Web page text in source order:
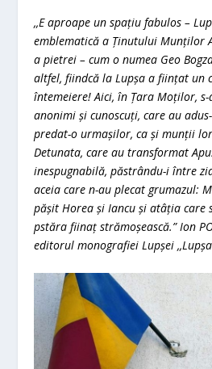
,,E aproape un spațiu fabulos –
emblematică a Ținutului Munților
a pietrei – cum o numea Geo
altfel, fiindcă la Lupșa a ființat un
întemeiere! Aici, în Țara Moților,
anonimi și cunoscuți, care au
predat-o urmașilor, ca și munții
Detunata, care au transformat
inespugnabilă, păstrându-i între
aceia care n-au plecat grumazul:
pășit Horea și Iancu și atâția care
pstăra fiinaț strămoșească.” Ion
editorul monografiei Lupșei